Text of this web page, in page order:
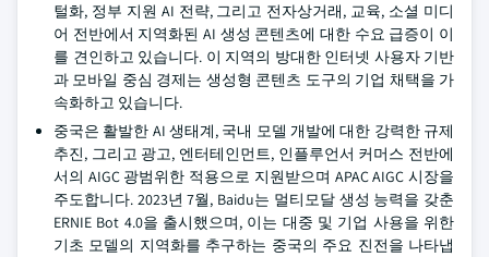
털화, 정부 지원 AI 전략, 그리고 전자상거래, 교육, 소셜 미디
어 전반에서 지역화된 AI 생성 콘텐츠에 대한 수요 급증이 이
를 견인하고 있습니다. 이 지역의 방대한 인터넷 사용자 기반
과 모바일 중심 경제는 생성형 콘텐츠 도구의 기업 채택을 가
속화하고 있습니다.
중국은 활발한 AI 생태계, 국내 모델 개발에 대한 강력한 규제
추진, 그리고 광고, 엔터테인먼트, 인플루언서 커머스 전반에
서의 AIGC 광범위한 적용으로 지원받으며 APAC AIGC 시장을
주도합니다. 2023년 7월, Baidu는 멀티모달 생성 능력을 갖춘
ERNIE Bot 4.0을 출시했으며, 이는 대중 및 기업 사용을 위한
기초 모델의 지역화를 추구하는 중국의 주요 진전을 나타냅